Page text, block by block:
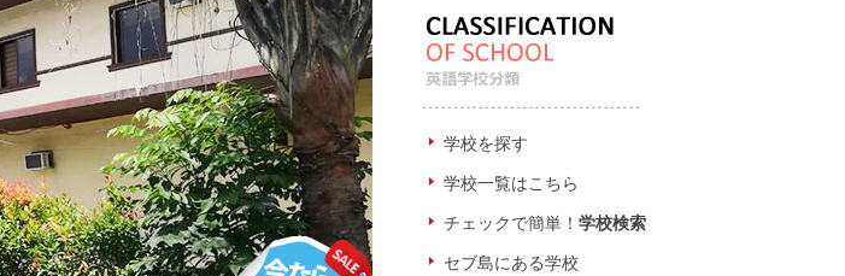
学校を探す
学校一覧はこちら
チェックで簡単！ 学校検索
セブ島にある学校